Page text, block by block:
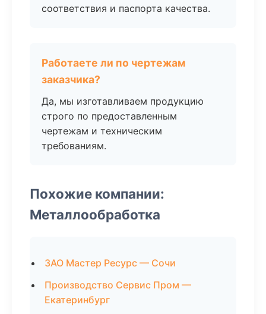
соответствия и паспорта качества.
Работаете ли по чертежам
заказчика?
Да, мы изготавливаем продукцию
строго по предоставленным
чертежам и техническим
требованиям.
Похожие компании:
Металлообработка
ЗАО Мастер Ресурс — Сочи
Производство Сервис Пром —
Екатеринбург